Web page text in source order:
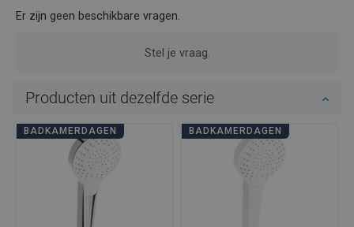
Er zijn geen beschikbare vragen.
Stel je vraag.
Producten uit dezelfde serie
BADKAMERDAGEN BADKAMERDAGEN